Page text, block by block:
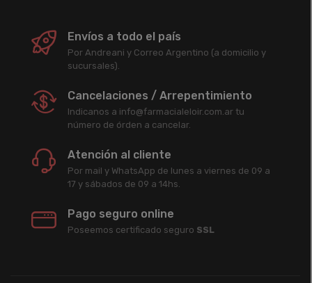
Envíos a todo el país
Por Andreani y Correo Argentino (a domicilio y
sucursales).
Cancelaciones / Arrepentimiento
Indicanos a info@farmacialeloir.com.ar tu
número de órden a cancelar.
Atención al cliente
Por mail y WhatsApp de lunes a viernes de 09 a
17 y sábados de 09 a 14hs.
Pago seguro online
Poseemos certificado seguro SSL